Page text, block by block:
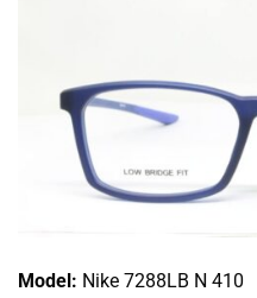
Model: Nike 7288LB N 410